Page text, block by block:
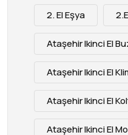
2. El Eşya
Ataşehir Ikinci El
Ataşehir Ikinci El
Ataşehir Ikinci El
Ataşehir Ikinci El